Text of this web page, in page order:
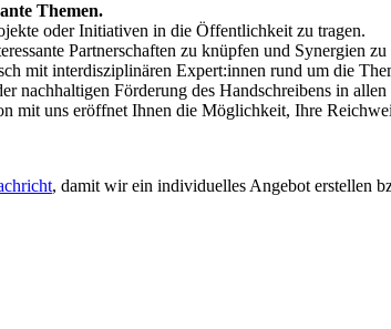
Themen.
oder Initiativen in die Öffentlichkeit zu tragen.
Partnerschaften zu knüpfen und Synergien zu
mit interdisziplinären Expert:innen rund um die
Förderung des Handschreibens in allen
mit uns eröffnet Ihnen die Möglichkeit, Ihre
, damit wir ein individuelles Angebot erstellen